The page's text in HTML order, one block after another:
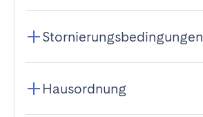
Stornierungsbedingungen
Hausordnung